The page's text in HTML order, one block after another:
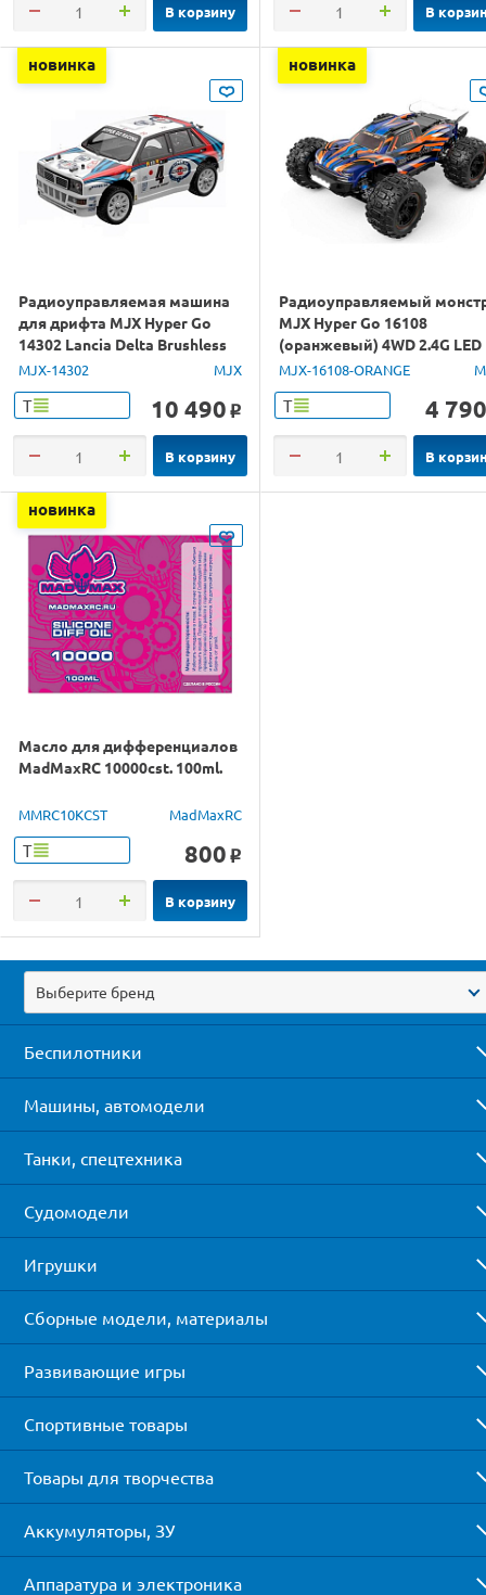
В корзину В
новинка
Радиоуправляемая машина
для дрифта MJX Hyper Go
14302 Lancia Delta Brushless
4WD 2.4G LED 1/14 RTR
MJX-14302 MJX
Т 10 490 o
В корзину
новинка
Радиоуправляемый
MJX Hyper Go 16108
(оранжевый) 4WD 2.4G LED
1/16 RTR
MJX-16108-ORANGE
Т 4 790
В
новинка
Масло для дифференциалов
MadMaxRC 10000cst. 100ml.
MMRC10KCST MadMaxRC
Т 800 o
В корзину
Выберите бренд
Беспилотники
Машины, автомодели
Танки, спецтехника
Судомодели
Игрушки
Сборные модели, материалы
Развивающие игры
Спортивные товары
Товары для творчества
Аккумуляторы, ЗУ
Аппаратура и электроника